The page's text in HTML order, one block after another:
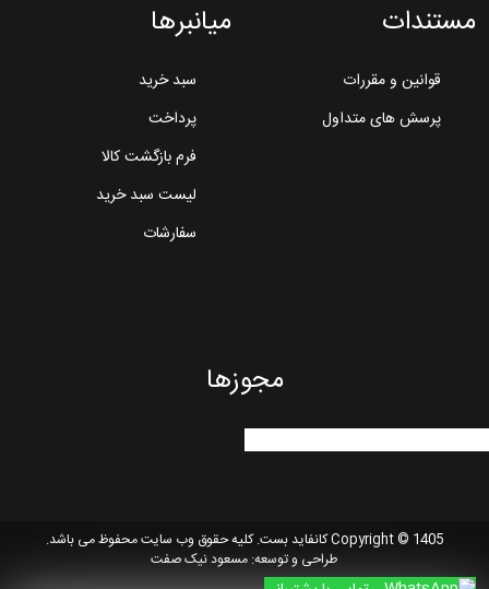
مستندات
قوانین و مقررات
پرسش های متداول
میانبرها
سبد خرید
پرداخت
فرم بازگشت کالا
لیست سبد خرید
سفارشات
مجوزها
Copyright © 1405 کانفاید بست. کلیه حقوق وب سایت محفوظ می باشد.
طراحی و توسعه: مسعود نیک صفت